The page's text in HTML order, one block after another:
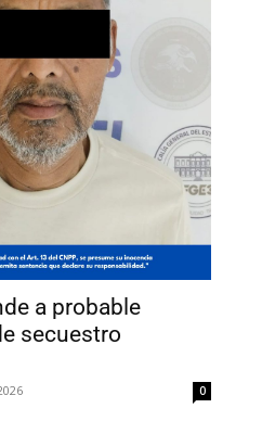
a probable
secuestro
0